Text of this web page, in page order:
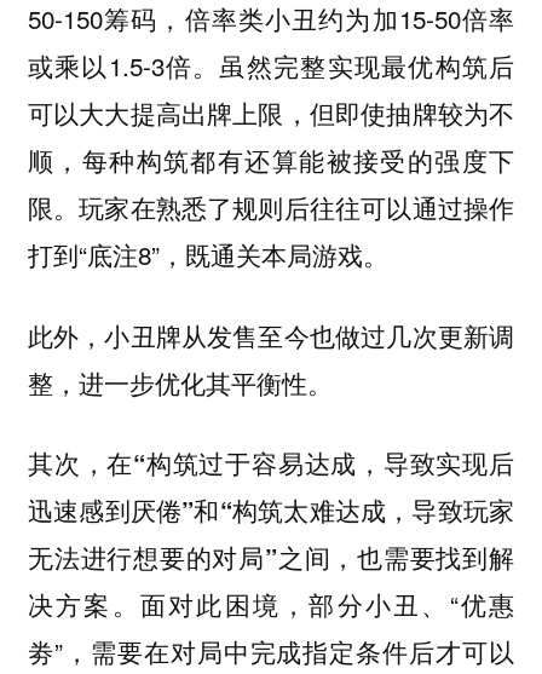
50-150筹码，倍率类小丑约为加15-50倍率
或乘以1.5-3倍。虽然完整实现最优构筑后
可以大大提高出牌上限，但即使抽牌较为不
顺，每种构筑都有还算能被接受的强度下
限。玩家在熟悉了规则后往往可以通过操作
打到“底注8”，既通关本局游戏。
此外，小丑牌从发售至今也做过几次更新调
整，进一步优化其平衡性。
其次，在“构筑过于容易达成，导致实现后
迅速感到厌倦”和“构筑太难达成，导致玩家
无法进行想要的对局”之间，也需要找到解
决方案。 面对此困境，部分小丑、“优惠
劵”，需要在对局中完成指定条件后才可以